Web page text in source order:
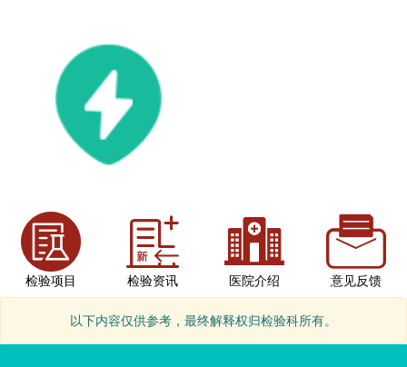
检验项目 检验资讯 医院介绍 意见反馈
以下内容仅供参考，最终解释权归检验科所有。